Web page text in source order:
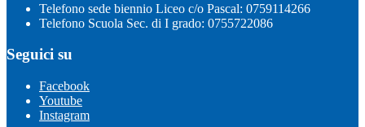
Telefono sede biennio Liceo c/o Pascal: 0759114266
Telefono Scuola Sec. di I grado: 0755722086
Seguici su
Facebook
Youtube
Instagram